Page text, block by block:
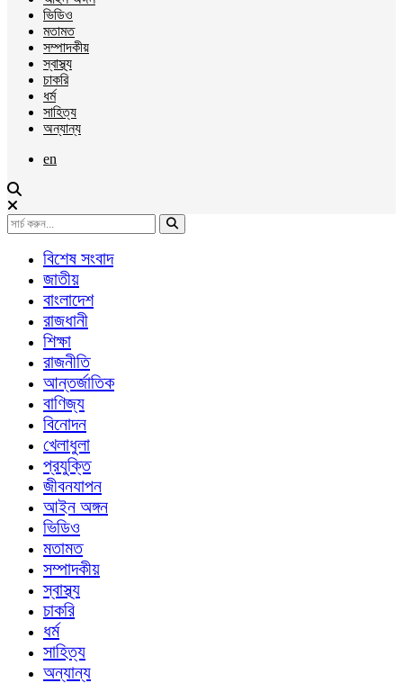
ভিডিও
মতামত
সম্পাদকীয়
স্বাস্থ্য
চাকরি
ধর্ম
সাহিত্য
অন্যান্য
en
বিশেষ সংবাদ
জাতীয়
বাংলাদেশ
রাজধানী
শিক্ষা
রাজনীতি
আন্তর্জাতিক
বাণিজ্য
বিনোদন
খেলাধুলা
প্রযুক্তি
জীবনযাপন
আইন অঙ্গন
ভিডিও
মতামত
সম্পাদকীয়
স্বাস্থ্য
চাকরি
ধর্ম
সাহিত্য
অন্যান্য